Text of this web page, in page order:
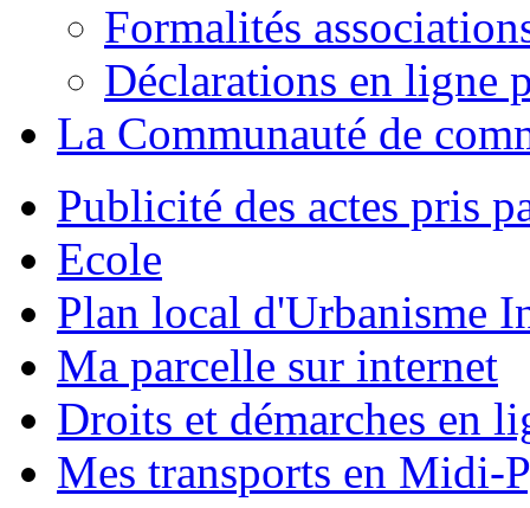
Formalités
Déclarations en ligne
La Communauté de
Publicité des actes pris
Ecole
Plan local d'Urbanisme
Ma parcelle sur internet
Droits et démarches en
Mes transports en Midi-